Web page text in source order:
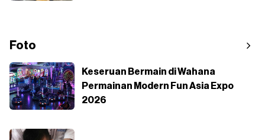
Foto
Keseruan Bermain di Wahana
Permainan Modern Fun Asia Expo
2026